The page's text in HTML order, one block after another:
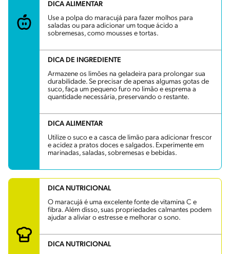
DICA ALIMENTAR
Use a polpa do maracujá para fazer molhos para
saladas ou para adicionar um toque ácido a
sobremesas, como mousses e tortas.
DICA DE INGREDIENTE
Armazene os limões na geladeira para prolongar sua
durabilidade. Se precisar de apenas algumas gotas de
suco, faça um pequeno furo no limão e esprema a
quantidade necessária, preservando o restante.
DICA ALIMENTAR
Utilize o suco e a casca de limão para adicionar frescor
e acidez a pratos doces e salgados. Experimente em
marinadas, saladas, sobremesas e bebidas.
DICA NUTRICIONAL
O maracujá é uma excelente fonte de vitamina C e
fibra. Além disso, suas propriedades calmantes podem
ajudar a aliviar o estresse e melhorar o sono.
DICA NUTRICIONAL